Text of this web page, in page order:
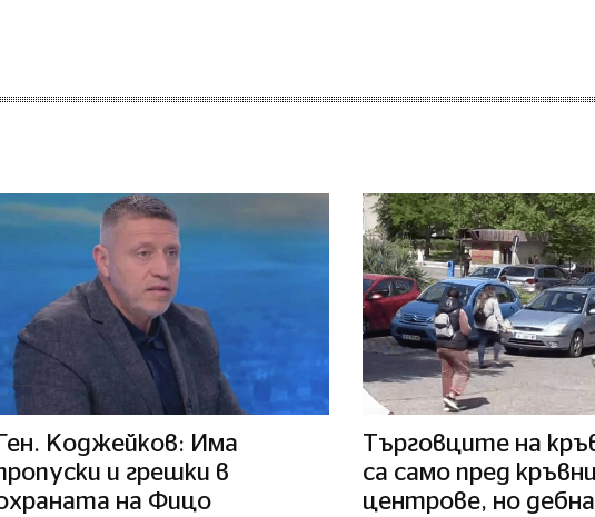
Ген. Коджейков: Има
и грешки в
на Фицо
Търговците на
са само пред
центрове, но